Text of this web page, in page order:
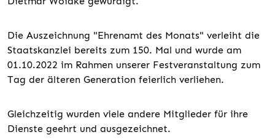
Die Auszeichnung "Ehrenamt des Monats" verleiht die
Staatskanzlei bereits zum 150. Mal und wurde am
01.10.2022 im Rahmen unserer Festveranstaltung zum
Tag der älteren Generation feierlich verliehen.
Gleichzeitig wurden viele andere Mitglieder für ihre
Dienste geehrt und ausgezeichnet.